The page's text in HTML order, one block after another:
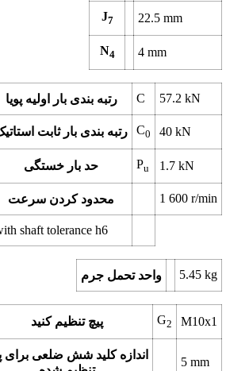
J7 22.5mm
N4 4mm
رتبه بندی بار اولیه پویا C 57.2kN
رتبه بندی بار ثابت C0 40kN
حد بار خستگی Pu 1.7kN
محدود کردن سرعت 1 600r/min
shaft tolerance h6
واحد تحمل جرم 5.45kg
پیچ تنظیم کنید G2 M10x1
اندازه کلید شش ضلعی برای
5mm